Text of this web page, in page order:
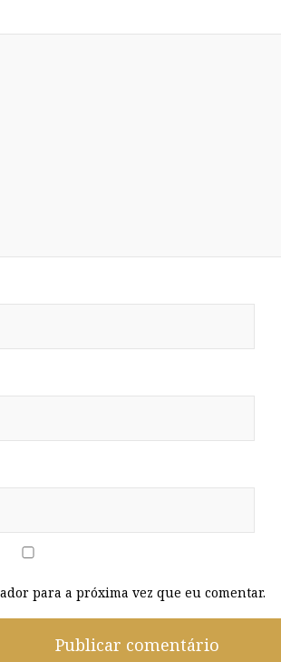
para a próxima vez que eu comentar.